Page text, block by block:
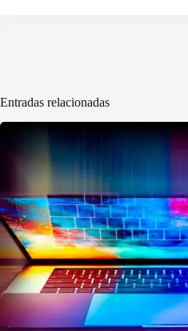
Entradas relacionadas